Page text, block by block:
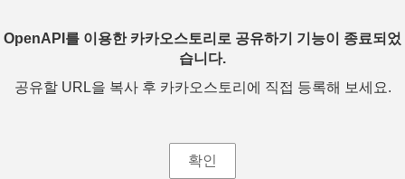
OpenAPI를 이용한 카카오스토리로 공유하기 기능이 종료되었
습니다.
공유할 URL을 복사 후 카카오스토리에 직접 등록해 보세요.
확인